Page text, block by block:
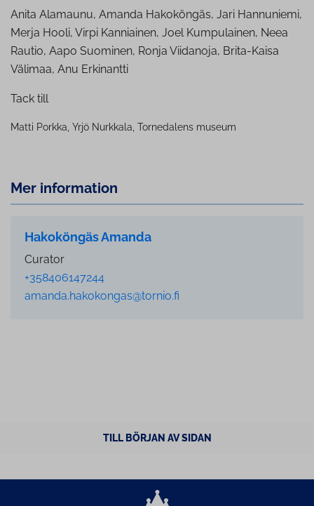
Anita Alamaunu, Amanda Hakoköngäs, Jari Hannuniemi,
Merja Hooli, Virpi Kanniainen, Joel Kumpulainen, Neea
Rautio, Aapo Suominen, Ronja Viidanoja, Brita-Kaisa
Välimaa, Anu Erkinantti
Tack till
Matti Porkka, Yrjö Nurkkala, Tornedalens museum
Mer information
Hakoköngäs Amanda
Curator
+358406147244
amanda.hakokongas@tornio.fi
TILL BÖRJAN AV SIDAN